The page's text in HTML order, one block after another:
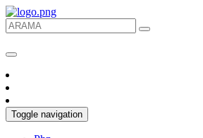
Toggle navigation